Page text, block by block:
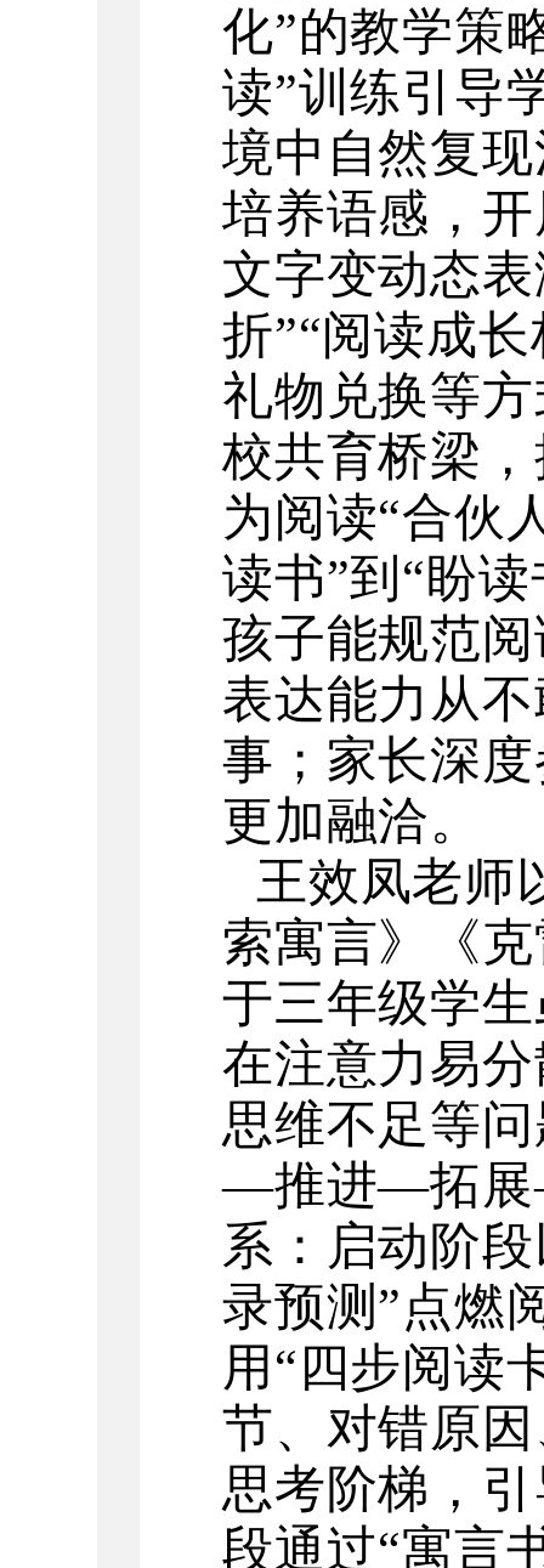
化”的教学策
读”训练引导
境中自然复
培养语感，
文字变动态
折”“阅读成
礼物兑换等
校共育桥梁
为阅读“合伙
读书”到“盼
孩子能规范
表达能力从
事；家长深
更加融洽。
王效凤老师
索寓言》《
于三年级学
在注意力易
思维不足等
—推进—拓展
系：启动阶
录预测”点燃
用“四步阅读
节、对错原
思考阶梯，
段通过“寓言